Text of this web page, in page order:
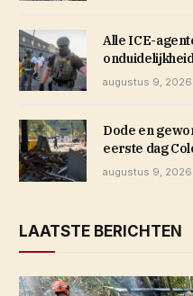
Alle ICE-
augustus 9, 2026
Dode en
eerste dag
augustus 9, 2026
LAATSTE BERICHTEN